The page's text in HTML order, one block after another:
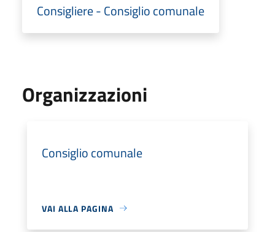
Consigliere - Consiglio comunale
Organizzazioni
Consiglio comunale
VAI ALLA PAGINA